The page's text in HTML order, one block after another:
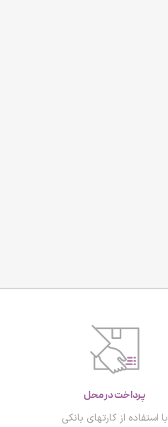
پرداخت در محل
با استفاده از کارتهای بانکی